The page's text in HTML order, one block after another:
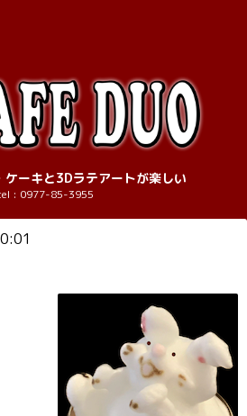
ケーキと3Dラテアートが楽しい
: 0977-85-3955